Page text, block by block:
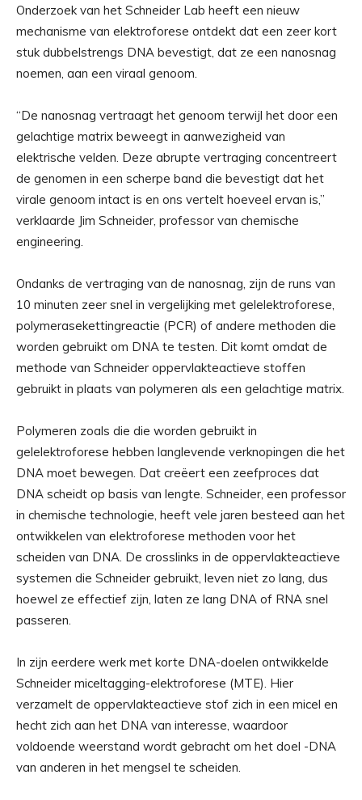
Onderzoek van het Schneider Lab heeft een nieuw
mechanisme van elektroforese ontdekt dat een zeer kort
stuk dubbelstrengs DNA bevestigt, dat ze een nanosnag
noemen, aan een viraal genoom.
“De nanosnag vertraagt ​​het genoom terwijl het door een
gelachtige matrix beweegt in aanwezigheid van
elektrische velden. Deze abrupte vertraging concentreert
de genomen in een scherpe band die bevestigt dat het
virale genoom intact is en ons vertelt hoeveel ervan is,”
verklaarde Jim Schneider, professor van chemische
engineering.
Ondanks de vertraging van de nanosnag, zijn de runs van
10 minuten zeer snel in vergelijking met gelelektroforese,
polymerasekettingreactie (PCR) of andere methoden die
worden gebruikt om DNA te testen. Dit komt omdat de
methode van Schneider oppervlakteactieve stoffen
gebruikt in plaats van polymeren als een gelachtige matrix.
Polymeren zoals die die worden gebruikt in
gelelektroforese hebben langlevende verknopingen die het
DNA moet bewegen. Dat creëert een zeefproces dat
DNA scheidt op basis van lengte. Schneider, een professor
in chemische technologie, heeft vele jaren besteed aan het
ontwikkelen van elektroforese methoden voor het
scheiden van DNA. De crosslinks in de oppervlakteactieve
systemen die Schneider gebruikt, leven niet zo lang, dus
hoewel ze effectief zijn, laten ze lang DNA of RNA snel
passeren.
In zijn eerdere werk met korte DNA-doelen ontwikkelde
Schneider miceltagging-elektroforese (MTE). Hier
verzamelt de oppervlakteactieve stof zich in een micel en
hecht zich aan het DNA van interesse, waardoor
voldoende weerstand wordt gebracht om het doel -DNA
van anderen in het mengsel te scheiden.